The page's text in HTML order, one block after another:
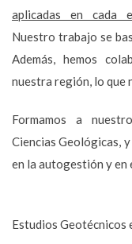
aplicadas en cada
Nuestro trabajo se
Además, hemos
nuestra región, lo que
Formamos a
Ciencias Geológicas, y
en la autogestión y en
Estudios Geotécnicos